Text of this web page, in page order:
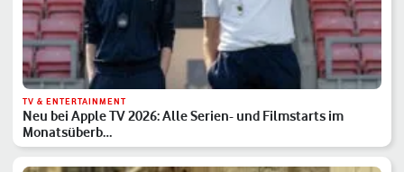
TV & ENTERTAINMENT
Neu bei Apple TV 2026: Alle Serien- und Filmstarts im
Monatsüberb…